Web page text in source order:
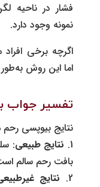
فشار در ناحیه
نمونه وجود دارد.
اگرچه برخی
اما این روش
تفسیر جواب
نتایج بیوپسی رحم
نتایج طبیعی:
بافت رحم سالم
نتایج